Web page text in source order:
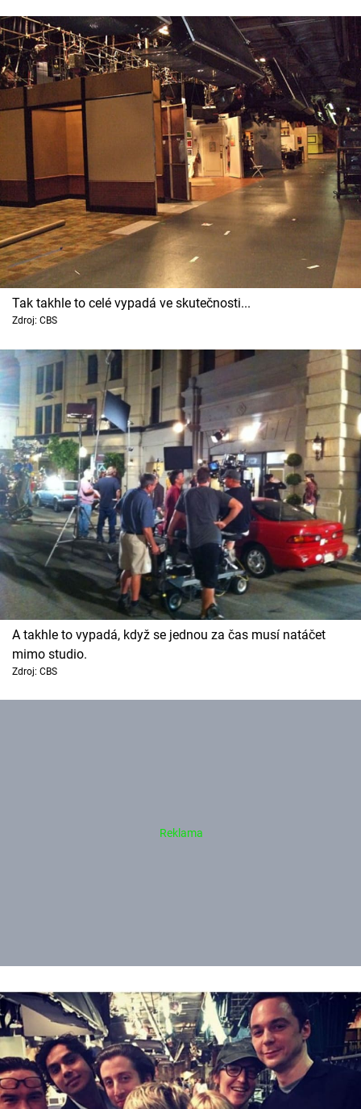
Tak takhle to celé vypadá ve skutečnosti...
Zdroj: CBS
A takhle to vypadá, když se jednou za čas musí natáčet
mimo studio.
Zdroj: CBS